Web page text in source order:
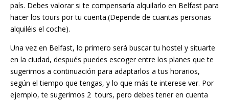
país. Debes valorar si te compensaría alquilarlo en Belfast para
hacer los tours por tu cuenta.(Depende de cuantas personas
alquiléis el coche).
Una vez en Belfast, lo primero será buscar tu hostel y situarte
en la ciudad, después puedes escoger entre los planes que te
sugerimos a continuación para adaptarlos a tus horarios,
según el tiempo que tengas, y lo que más te interese ver. Por
ejemplo, te sugerimos 2 tours, pero debes tener en cuenta